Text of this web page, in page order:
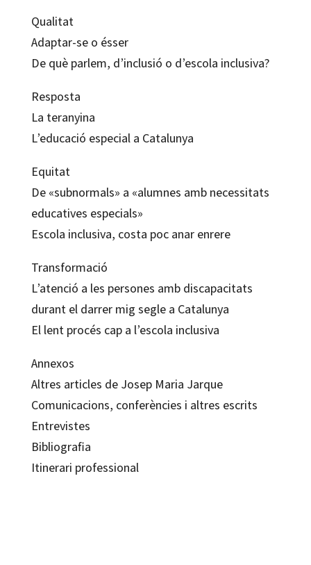
Qualitat
Adaptar-se o ésser
De què parlem, d’inclusió o d’escola inclusiva?
Resposta
La teranyina
L’educació especial a Catalunya
Equitat
De «subnormals» a «alumnes amb necessitats
educatives especials»
Escola inclusiva, costa poc anar enrere
Transformació
L’atenció a les persones amb discapacitats
durant el darrer mig segle a Catalunya
El lent procés cap a l’escola inclusiva
Annexos
Altres articles de Josep Maria Jarque
Comunicacions, conferències i altres escrits
Entrevistes
Bibliografia
Itinerari professional